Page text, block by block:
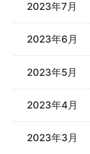
2023年7月
2023年6月
2023年5月
2023年4月
2023年3月